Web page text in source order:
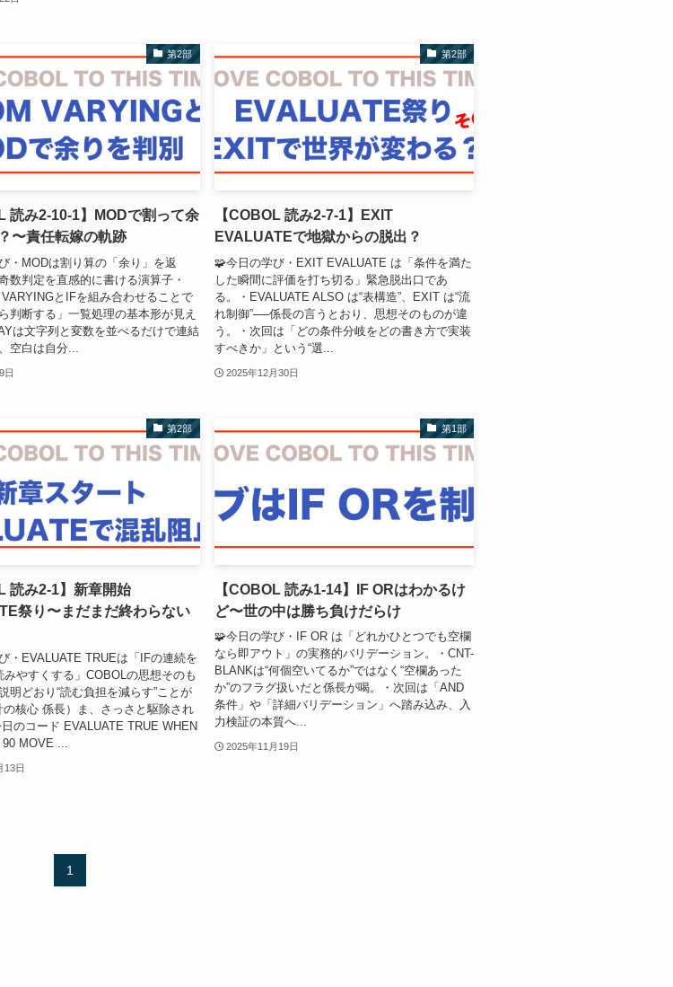
第2部
読み2-10-1】MODで割って余
〜責任転嫁の軌跡
・MODは割り算の「余り」を返
数判定を直感的に書ける演算子・
とIFを組み合わせることで
判断する」一覧処理の基本形が見え
は文字列と変数を並べるだけで連結
空白は自分...
日
第2部
【COBOL 読み2-7-1】EXIT
EVALUATEで地獄からの脱出？
🧩今日の学び・EXIT EVALUATE は「条件を満た
した瞬間に評価を打ち切る」緊急脱出口であ
る。・EVALUATE ALSO は“表構造”、EXIT は“流
れ制御”──係長の言うとおり、思想そのものが違
う。・次回は「どの条件分岐をどの書き方で実装
すべきか」という“選...
2025年12月30日
第2部
読み2-1】新章開始
祭り〜まだまだ終わらない
・EVALUATE TRUEは「IFの連続を
みやすくする」COBOLの思想そのも
明どおり“読む負担を減らす”ことが
の核心 係長）ま、さっさと駆除され
のコード EVALUATE TRUE WHEN
MOVE ...
13日
第1部
【COBOL 読み1-14】IF ORはわかるけ
ど〜世の中は勝ち負けだらけ
🧩今日の学び・IF OR は「どれかひとつでも空欄
なら即アウト」の実務的バリデーション。・CNT-
BLANKは“何個空いてるか”ではなく“空欄あった
か”のフラグ扱いだと係長が喝。・次回は「AND
条件」や「詳細バリデーション」へ踏み込み、入
力検証の本質へ...
2025年11月19日
1